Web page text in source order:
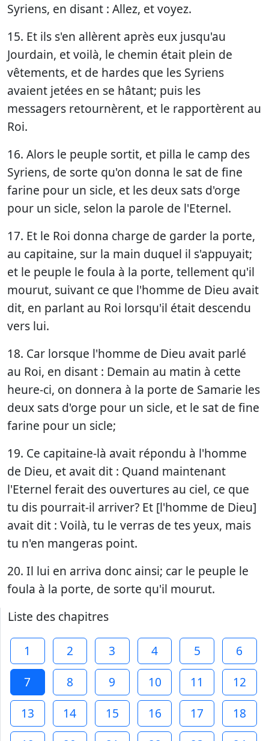
Syriens, en disant : Allez, et voyez.
15. Et ils s'en allèrent après eux jusqu'au
Jourdain, et voilà, le chemin était plein de
vêtements, et de hardes que les Syriens
avaient jetées en se hâtant; puis les
messagers retournèrent, et le rapportèrent au
Roi.
16. Alors le peuple sortit, et pilla le camp des
Syriens, de sorte qu'on donna le sat de fine
farine pour un sicle, et les deux sats d'orge
pour un sicle, selon la parole de l'Eternel.
17. Et le Roi donna charge de garder la porte,
au capitaine, sur la main duquel il s'appuyait;
et le peuple le foula à la porte, tellement qu'il
mourut, suivant ce que l'homme de Dieu avait
dit, en parlant au Roi lorsqu'il était descendu
vers lui.
18. Car lorsque l'homme de Dieu avait parlé
au Roi, en disant : Demain au matin à cette
heure-ci, on donnera à la porte de Samarie les
deux sats d'orge pour un sicle, et le sat de fine
farine pour un sicle;
19. Ce capitaine-là avait répondu à l'homme
de Dieu, et avait dit : Quand maintenant
l'Eternel ferait des ouvertures au ciel, ce que
tu dis pourrait-il arriver? Et [l'homme de Dieu]
avait dit : Voilà, tu le verras de tes yeux, mais
tu n'en mangeras point.
20. Il lui en arriva donc ainsi; car le peuple le
foula à la porte, de sorte qu'il mourut.
Liste des chapitres
1 2 3 4 5
6
7
8 9 10 11
12
13
14 15 16 17
18